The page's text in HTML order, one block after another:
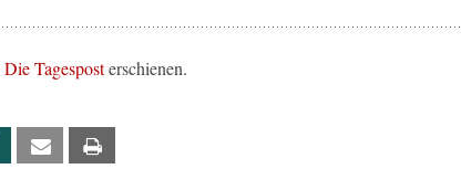
Die Tagesposterschienen.
Xing Email